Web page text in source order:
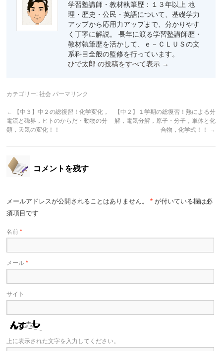
学習塾講師・教材執筆歴：１３年以上 地
理・歴史・公民・英語について、基礎学力
アップから応用力アップまで、分かりやす
く丁寧に解説。 長年に渡る学習塾講師歴・
教材執筆歴を活かして、ｅ－ＣＬＵＳの文
系科目全般の監修を行っています。
ひで太郎 の投稿をすべて表示 →
カテゴリー:社会 パーマリンク
←
【中３】中２の総復習！化学変化，
電流と磁界，ヒトのからだ・動物の分
類，天気の変化！！
【中２】１学期の総復習！熱による分
解，電気分解，原子・分子，単体と化
合物，化学式！！
→
コメントを残す
メールアドレスが公開されることはありません。 * が付いている欄は必
須項目です
名前*
メール*
サイト
上に表示された文字を入力してください。